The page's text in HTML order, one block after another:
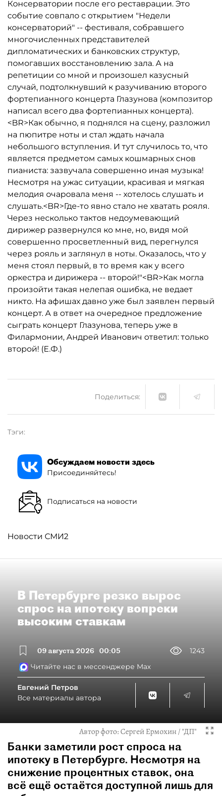
Консерватории после его реставрации. Это
событие совпало с открытием "Недели
консерваторий" -- фестиваля, собравшего
многочисленных представителей
дипломатических и банковских структур,
помогавших восстановлению зала. А на
репетиции со мной и произошел казусный
случай, подтолкнувший к разучиванию второго
фортепианного концерта Глазунова (композитор
написал всего два фортепианных концерта).
<BR>Как обычно, я поднялся на сцену, разложил
на пюпитре ноты и стал ждать начала
небольшого вступления. И тут случилось то, что
является предметом самых кошмарных снов
пианиста: зазвучала совершенно иная музыка!
Несмотря на ужас ситуации, красивая и мягкая
мелодия очаровала меня -- хотелось слушать и
слушать.<BR>Где-то явно стало не хватать рояля.
Через несколько тактов недоумевающий
дирижер развернулся ко мне, но, видя мой
совершенно просветленный вид, перегнулся
через рояль и заглянул в ноты. Оказалось, что у
меня стоял первый, в то время как у всего
оркестра и дирижера -- второй!"<BR>Как могла
произойти такая нелепая ошибка, не ведает
никто. На афишах давно уже был заявлен первый
концерт. А в ответ на очередное предложение
сыграть концерт Глазунова, теперь уже в
Филармонии, Андрей Иванович ответил: только
второй! (Е.Ф.)
Поделиться:
Тэги:
Обсуждаем новости здесь
Присоединяйтесь!
Подписаться на новости
Новости СМИ2
В Петербурге резко вырос
спрос на ипотеку вопреки
высоким ставкам
09 августа 2026 00:05
1243
Читайте нас в мессенджере Max
Евгений Петров
Все материалы автора
Автор фото:Сергей Ермохин / "ДП"
Банки заметили рост спроса на
ипотеку в Петербурге. Несмотря на
снижение процентных ставок, она
всё ещё остаётся доступной лишь для